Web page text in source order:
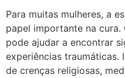
Para muitas mulheres, a
papel importante na cura.
pode ajudar a encontrar
experiências traumáticas.
de crenças religiosas,